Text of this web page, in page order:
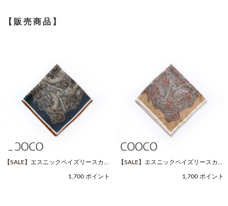
【販売商品】
【SALE】エスニックペイズリースカー
1,700 ポイント
【SALE】エスニックペイズリースカー
1,700 ポイント